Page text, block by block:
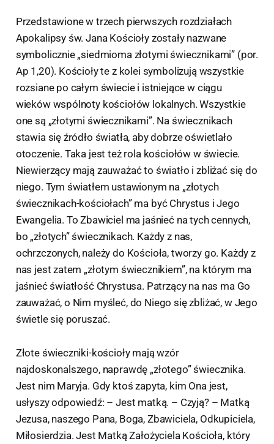
Przedstawione w trzech pierwszych rozdziałach
Apokalipsy św. Jana Kościoły zostały nazwane
symbolicznie „siedmioma złotymi świecznikami” (por.
Ap 1,20). Kościoły te z kolei symbolizują wszystkie
rozsiane po całym świecie i istniejące w ciągu
wieków wspólnoty kościołów lokalnych. Wszystkie
one są „złotymi świecznikami”. Na świecznikach
stawia się źródło światła, aby dobrze oświetlało
otoczenie. Taka jest też rola kościołów w świecie.
Niewierzący mają zauważać to światło i zbliżać się do
niego. Tym światłem ustawionym na „złotych
świecznikach-kościołach” ma być Chrystus i Jego
Ewangelia. To Zbawiciel ma jaśnieć na tych cennych,
bo „złotych” świecznikach. Każdy z nas,
ochrzczonych, należy do Kościoła, tworzy go. Każdy z
nas jest zatem „złotym świecznikiem”, na którym ma
jaśnieć światłość Chrystusa. Patrzący na nas ma Go
zauważać, o Nim myśleć, do Niego się zbliżać, w Jego
świetle się poruszać.
Złote świeczniki-kościoły mają wzór
najdoskonalszego, naprawdę „złotego” świecznika.
Jest nim Maryja. Gdy ktoś zapyta, kim Ona jest,
usłyszy odpowiedź: – Jest matką. – Czyją? – Matką
Jezusa, naszego Pana, Boga, Zbawiciela, Odkupiciela,
Miłosierdzia. Jest Matką Założyciela Kościoła, który